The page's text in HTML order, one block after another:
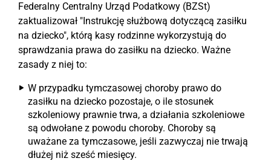
Federalny Centralny Urząd Podatkowy (BZSt)
zaktualizował "Instrukcję służbową dotyczącą zasiłku
na dziecko", którą kasy rodzinne wykorzystują do
sprawdzania prawa do zasiłku na dziecko. Ważne
zasady z niej to:
W przypadku tymczasowej choroby prawo do
zasiłku na dziecko pozostaje, o ile stosunek
szkoleniowy prawnie trwa, a działania szkoleniowe
są odwołane z powodu choroby. Choroby są
uważane za tymczasowe, jeśli zazwyczaj nie trwają
dłużej niż sześć miesięcy.